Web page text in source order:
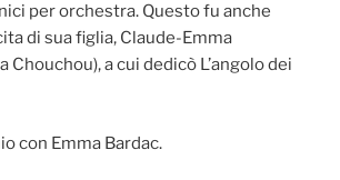
per orchestra. Questo fu anche
di sua figlia, Claude-Emma
Chouchou), a cui dedicò L’angolo dei
con Emma Bardac.